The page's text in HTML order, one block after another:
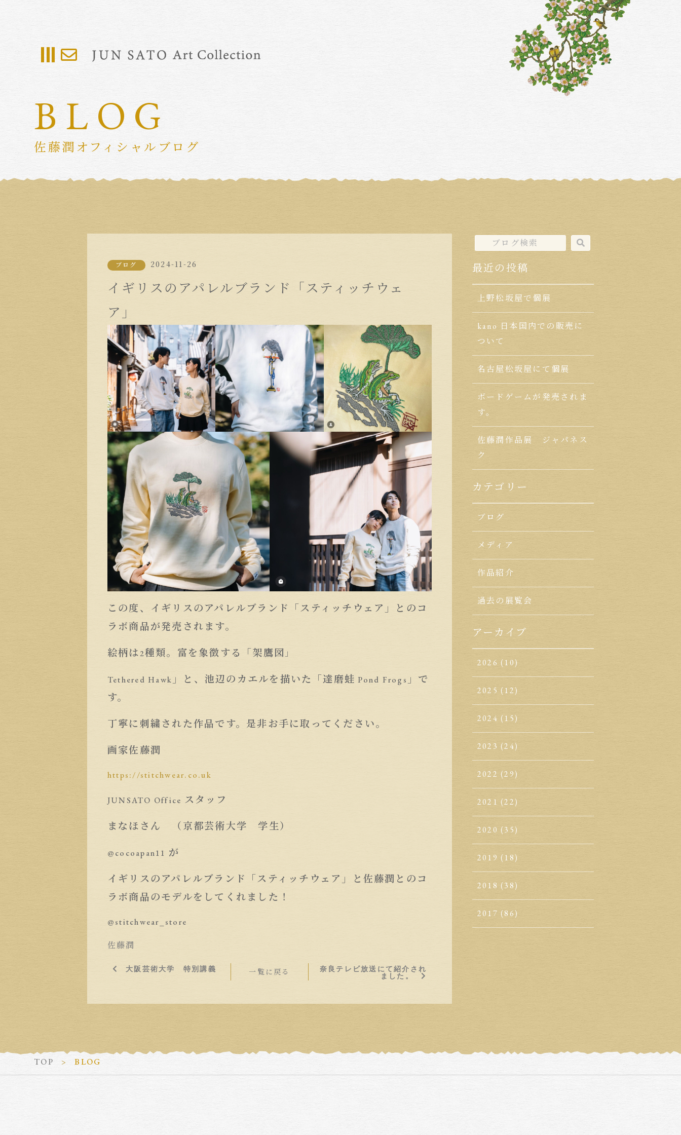
BLOG
佐藤潤オフィシャルブログ
ブログ 2024-11-26
イギリスのアパレルブランド「スティッチウェ
ア」
この度、イギリスのアパレルブランド「スティッチウェア」とのコ
ラボ商品が発売されます。
絵柄は2種類。富を象徴する「架鷹図」
Tethered Hawk 」と、池辺のカエルを描いた「達磨蛙 Pond Frogs 」で
す。
丁寧に刺繍された作品です。是非お手に取ってください。
画家佐藤潤
https://stitchwear.co.uk
JUNSATO Office スタッフ
まなほさん （京都芸術大学 学生）
@cocoapan11 が
イギリスのアパレルブランド「スティッチウェア」と佐藤潤とのコ
ラボ商品のモデルをしてくれました！
@stitchwear_store
佐藤潤
大阪芸術大学 特別講義 一覧に戻る
奈良テレビ放送にて紹介され
ました。
最近の投稿
上野松坂屋で個展
kano 日本国内での販売に
ついて
名古屋松坂屋にて個展
ボードゲームが発売されま
す。
佐藤潤作品展 ジャパネス
ク
カテゴリー
ブログ
メディア
作品紹介
過去の展覧会
アーカイブ
2026 (10)
2025 (12)
2024 (15)
2023 (24)
2022 (29)
2021 (22)
2020 (35)
2019 (18)
2018 (38)
2017 (86)
TOP BLOG